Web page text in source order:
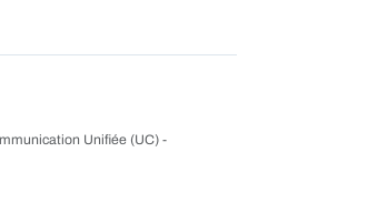
Unifiée (UC) -